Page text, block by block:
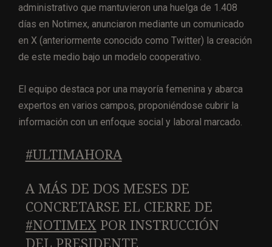
administrativo que mantuvieron una huelga de 1.408
días en Notimex, anunciaron mediante un comunicado
en X (anteriormente conocido como Twitter) la creación
de este medio bajo un modelo cooperativo.
El equipo destaca por una mayoría femenina y abarca
expertos en varios campos, proponiéndose cubrir la
información con un enfoque social y laboral marcado.
#ULTIMAHORA
A MÁS DE DOS MESES DE
CONCRETARSE EL CIERRE DE
#NOTIMEXPOR INSTRUCCIÓN
DEL PRESIDENTE